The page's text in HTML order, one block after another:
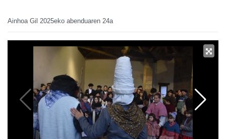
Ainhoa Gil 2025eko abenduaren 24a